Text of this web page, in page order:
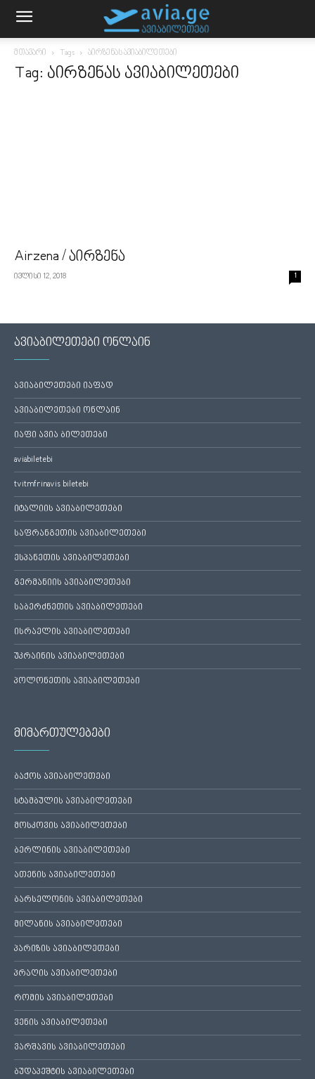
მთავარი Tags აირზენას ავიაბილეთები
Tag: აირზენას ავიაბილეთები
Airzena / აირზენა
ივლისი 12, 2018 1
ავიაბილეთები ონლაინ
ავიაბილეთები იაფად
ავიაბილეთები ონლაინ
იაფი ავია ბილეთები
aviabiletebi
tvitmfrinavis biletebi
იტალიის ავიაბილეთები
საფრანგეთის ავიაბილეთები
ესპანეთის ავიაბილეთები
გერმანიის ავიაბილეთები
საბერძნეთის ავიაბილეთები
ისრაელის ავიაბილეთები
უკრაინის ავიაბილეთები
პოლონეთის ავიაბილეთები
მიმართულებები
ბაქოს ავიაბილეთები
სტამბულის ავიაბილეთები
მოსკოვის ავიაბილეთები
ბერლინის ავიაბილეთები
ათენის ავიაბილეთები
ბარსელონის ავიაბილეთები
მილანის ავიაბილეთები
პარიზის ავიაბილეთები
პრაღის ავიაბილეთები
რომის ავიაბილეთები
ვენის ავიაბილეთები
ვარშავის ავიაბილეთები
ბუდაპეშტის ავიაბილეთები